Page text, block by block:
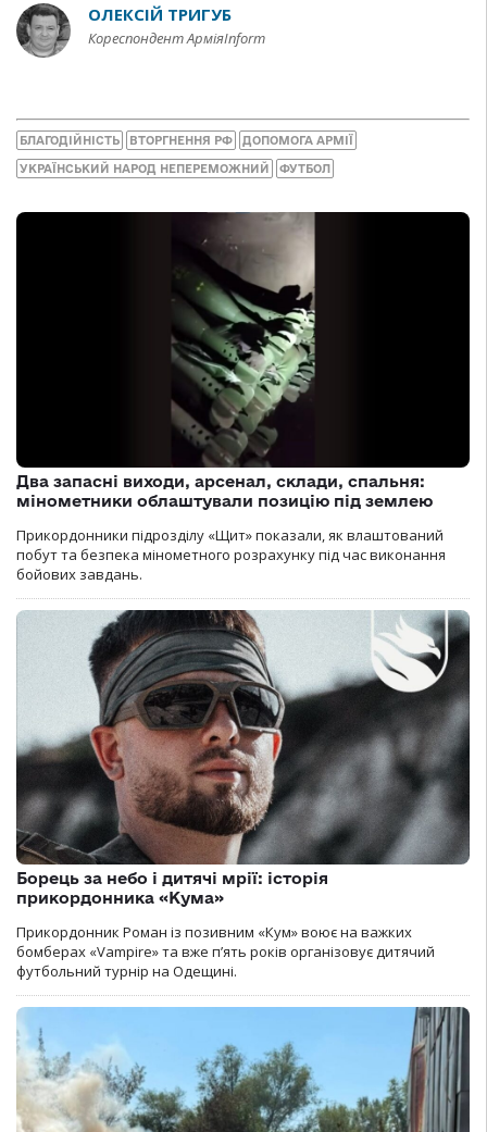
ОЛЕКСІЙ ТРИГУБ
Кореспондент АрміяInform
БЛАГОДІЙНІСТЬ ВТОРГНЕННЯ РФ ДОПОМОГА АРМІЇ
УКРАЇНСЬКИЙ НАРОД НЕПЕРЕМОЖНИЙ ФУТБОЛ
Два запасні виходи, арсенал, склади, спальня:
мінометники облаштували позицію під землею
Прикордонники підрозділу «Щит» показали, як влаштований
побут та безпека мінометного розрахунку під час виконання
бойових завдань.
Борець за небо і дитячі мрії: історія
прикордонника «Кума»
Прикордонник Роман із позивним «Кум» воює на важких
бомберах «Vampire» та вже п’ять років організовує дитячий
футбольний турнір на Одещині.